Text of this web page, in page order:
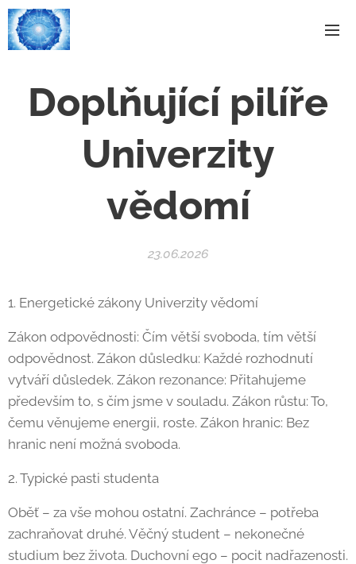
Doplňující pilíře
Univerzity
vědomí
23.06.2026
1. Energetické zákony Univerzity vědomí
Zákon odpovědnosti: Čím větší svoboda, tím větší
odpovědnost. Zákon důsledku: Každé rozhodnutí
vytváří důsledek. Zákon rezonance: Přitahujeme
především to, s čím jsme v souladu. Zákon růstu: To,
čemu věnujeme energii, roste. Zákon hranic: Bez
hranic není možná svoboda.
2. Typické pasti studenta
Oběť – za vše mohou ostatní. Zachránce – potřeba
zachraňovat druhé. Věčný student – nekonečné
studium bez života. Duchovní ego – pocit nadřazenosti.